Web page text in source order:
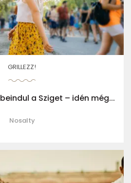
GRILLEZZ!
a Sziget – idén még...
Nosalty